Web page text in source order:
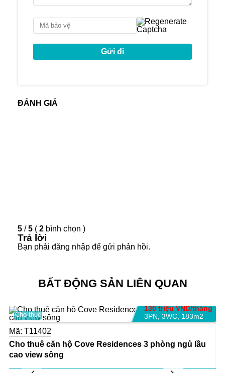
Vị trí đắc địa tại Thủ Thiêm và ngay sát
sông Sài Gòn
Sở hữu tầm nhìn ngoạn mục: Các căn hộ
chân trời về quận 1 & quận 4, Tòa tháp 86
tầng
ẩn (Khu vực phòng khách), tủ bếp và đồ
gia dụng (Móc, lò nướng và chậu rửa), tủ
phòng tắm & Thiết bị vệ sinh, máy nước
phòng tập yoga, khu vui chơi trong nhà
cho trẻ.
ĐÁNH GIÁ
5 / 5 ( 2 bình chọn)
Trả lời
Bạn phảiđăng nhập để gửi phản hồi.
BẤT ĐỘNG SẢN LIÊN QUAN
130 triệu VND/tháng
3PN ,3WC 183m2
Mã: T11402
Cho thuê căn hộ Cove Residences 3 phòng ngủ lầu
cao view sông
Cho thuê